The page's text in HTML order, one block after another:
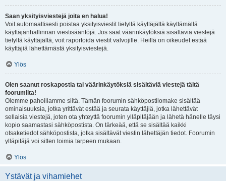
Saan yksityisviestejä joita en halua!
Voit automaattisesti poistaa yksityisviestit tietyltä käyttäjältä käyttämällä
käyttäjänhallinnan viestisääntöjä. Jos saat väärinkäytöksiä sisältäviä viestejä
tietyltä käyttäjältä, voit raportoida viestit valvojille. Heillä on oikeudet estää
käyttäjiä lähettämästä yksityisviestejä.
Ylös
Olen saanut roskapostia tai väärinkäytöksiä sisältäviä viestejä tältä
foorumilta!
Olemme pahoillamme siitä. Tämän foorumin sähköpostilomake sisältää
ominaisuuksia, jotka yrittävät estää ja seurata käyttäjiä, jotka lähettävät
sellaisia viestejä, joten ota yhteyttä foorumin ylläpitäjään ja lähetä hänelle täysi
kopio saamastasi sähköpostista. On tärkeää, että se sisältää kaikki
otsaketiedot sähköpostista, jotka sisältävät viestin lähettäjän tiedot. Foorumin
ylläpitäjä voi sitten toimia tarpeen mukaan.
Ylös
Ystävät ja vihamiehet